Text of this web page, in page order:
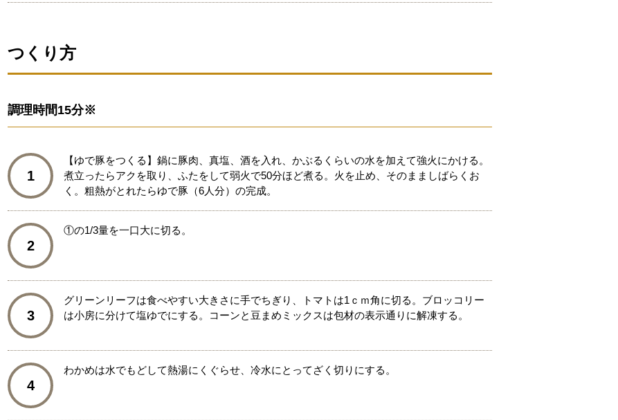
つくり方
調理時間15分※
1
【ゆで豚をつくる】鍋に豚肉、真塩、酒を入れ、かぶるくらいの水を加えて強火にかける。
煮立ったらアクを取り、ふたをして弱火で50分ほど煮る。火を止め、そのまましばらくお
く。粗熱がとれたらゆで豚（6人分）の完成。
2
①の1/3量を一口大に切る。
3
グリーンリーフは食べやすい大きさに手でちぎり、トマトは1ｃｍ角に切る。ブロッコリー
は小房に分けて塩ゆでにする。コーンと豆まめミックスは包材の表示通りに解凍する。
4
わかめは水でもどして熱湯にくぐらせ、冷水にとってざく切りにする。